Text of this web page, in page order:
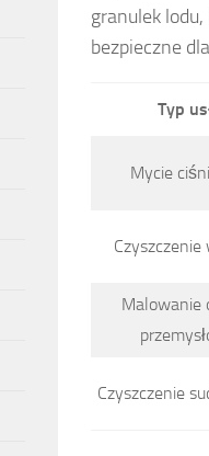
granulek
bezpieczne
Typ
Mycie
Malowanie
Czyszczenie